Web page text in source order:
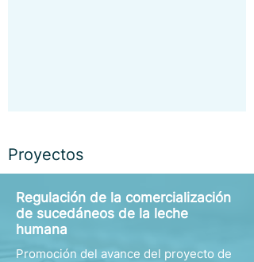
Proyectos
Regulación de la comercialización
de sucedáneos de la leche
humana
Promoción del avance del proyecto de